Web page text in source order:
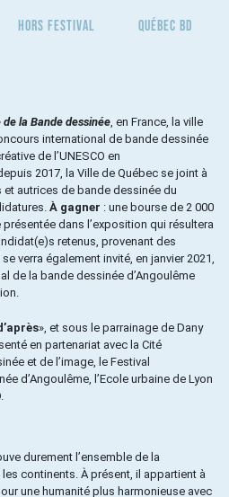
Hors Festival Québec BD
la Bande dessinée, en France, la ville
international de bande dessinée
de l’UNESCO en
2017, la Ville de Québec se joint à
et autrices de bande dessinée du
À gagner : une bourse de 2 000
dans l’exposition qui résultera
retenus, provenant des
verra également invité, en janvier 2021,
de la bande dessinée d’Angoulême
», et sous le parrainage de Dany
en partenariat avec la Cité
et de l’image, le Festival
d’Angoulême, l’Ecole urbaine de Lyon
durement l’ensemble de la
continents. À présent, il appartient à
une humanité plus harmonieuse avec